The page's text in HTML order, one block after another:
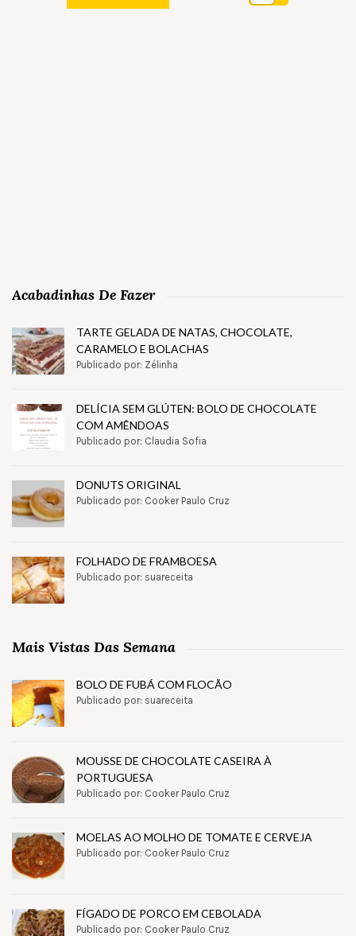
Acabadinhas De Fazer
TARTE GELADA DE NATAS, CHOCOLATE,
CARAMELO E BOLACHAS
Publicado por: Zélinha
DELÍCIA SEM GLÚTEN: BOLO DE CHOCOLATE
COM AMÊNDOAS
Publicado por: Claudia Sofia
DONUTS ORIGINAL
Publicado por: Cooker Paulo Cruz
FOLHADO DE FRAMBOESA
Publicado por: suareceita
Mais Vistas Das Semana
BOLO DE FUBÁ COM FLOCÃO
Publicado por: suareceita
MOUSSE DE CHOCOLATE CASEIRA À
PORTUGUESA
Publicado por: Cooker Paulo Cruz
MOELAS AO MOLHO DE TOMATE E CERVEJA
Publicado por: Cooker Paulo Cruz
FÍGADO DE PORCO EM CEBOLADA
Publicado por: Cooker Paulo Cruz